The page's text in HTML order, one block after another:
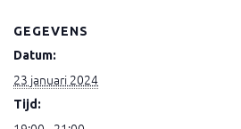
GEGEVENS
Datum:
23 januari 2024
Tijd: